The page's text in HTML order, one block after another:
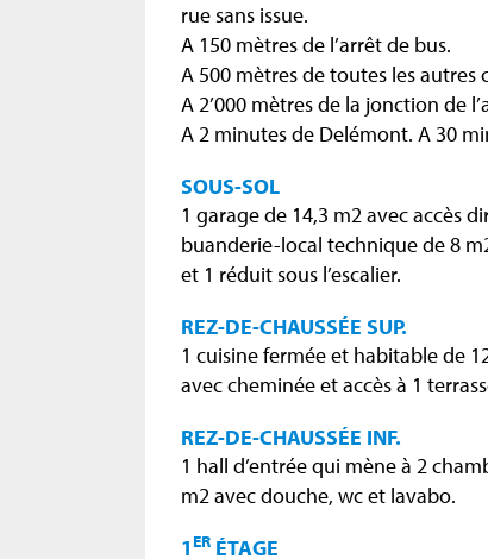
rue sans issue.
A 150 mètres de l’arrêt de bus.
A 500 mètres de toutes les autres
A 2’000 mètres de la jonction de
A 2 minutes de Delémont. A 30
SOUS-SOL
1 garage de 14,3 m2 avec accès
buanderie-local technique de 8
et 1 réduit sous l’escalier.
REZ-DE-CHAUSSÉE SUP.
1 cuisine fermée et habitable de
avec cheminée et accès à 1
REZ-DE-CHAUSSÉE INF.
1 hall d’entrée qui mène à 2
m2 avec douche, wc et lavabo.
1 ER ÉTAGE